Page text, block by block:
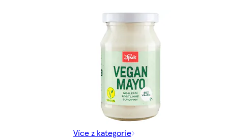
Více z kategorie